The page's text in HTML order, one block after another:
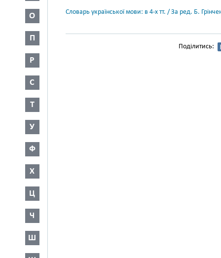
О
П
Р
С
Т
У
Ф
Х
Ц
Ч
Ш
Словарь української мови: в 4-х тт. / За ред. Б.
Поділитись: